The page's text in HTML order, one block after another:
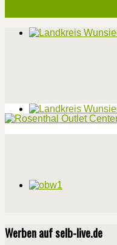
Werben auf selb-live.de